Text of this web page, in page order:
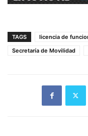
TAGS licencia de
Secretaría de Movilidad